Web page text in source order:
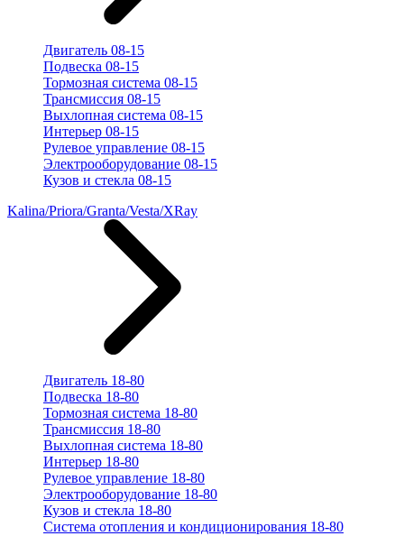
Двигатель 08-15
Подвеска 08-15
Тормозная система 08-15
Трансмиссия 08-15
Выхлопная система 08-15
Интерьер 08-15
Рулевое управление 08-15
Электрооборудование 08-15
Кузов и стекла 08-15
Kalina/Priora/Granta/Vesta/XRay
Двигатель 18-80
Подвеска 18-80
Тормозная система 18-80
Трансмиссия 18-80
Выхлопная система 18-80
Интерьер 18-80
Рулевое управление 18-80
Электрооборудование 18-80
Кузов и стекла 18-80
Система отопления и кондиционирования 18-80